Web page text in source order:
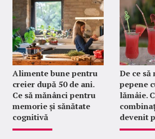
Alimente bune pentru
creier după 50 de ani.
Ce să mănânci pentru
memorie și sănătate
cognitivă
De ce să
pepene
lămâie.
devenit